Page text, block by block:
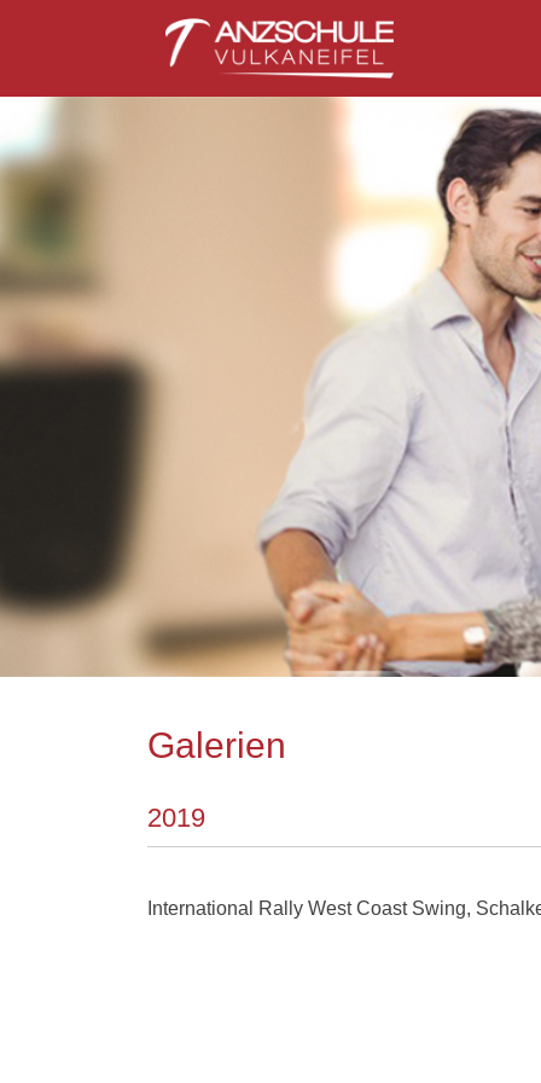
Galerien
2019
International Rally West Coast Swing,